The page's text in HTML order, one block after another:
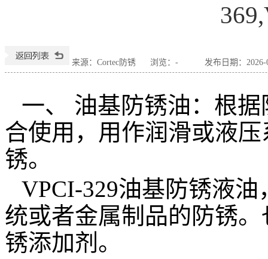
来源：Cortec防锈 浏览： - 发布日期：2026-
一、
油基防锈油：根
合使用，用作润滑或液
锈。
VPCI-329油基防锈液油
统或者金属制品的防锈
锈添加剂。